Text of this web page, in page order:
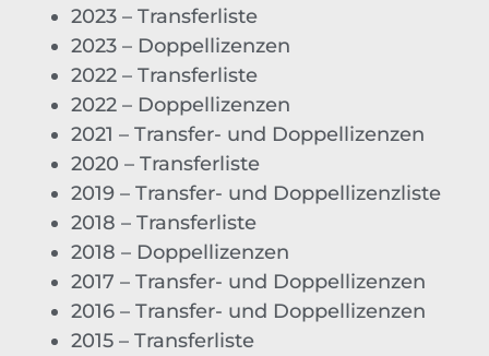
2023 – Transferliste
2023 – Doppellizenzen
2022 – Transferliste
2022 – Doppellizenzen
2021 – Transfer- und Doppellizenzen
2020 – Transferliste
2019 – Transfer- und Doppellizenzliste
2018 – Transferliste
2018 – Doppellizenzen
2017 – Transfer- und Doppellizenzen
2016 – Transfer- und Doppellizenzen
2015 – Transferliste